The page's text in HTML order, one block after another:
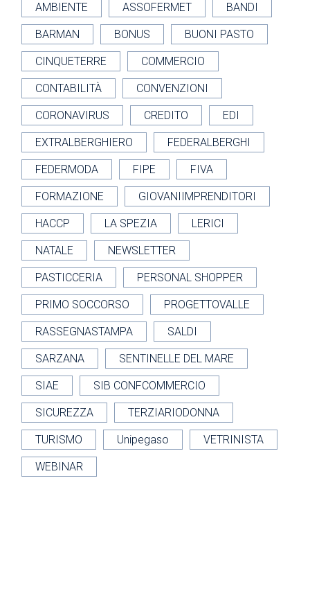
AMBIENTE ASSOFERMET BANDI
BARMAN BONUS BUONI PASTO
CINQUETERRE COMMERCIO
CONTABILITÀ CONVENZIONI
CORONAVIRUS CREDITO EDI
EXTRALBERGHIERO FEDERALBERGHI
FEDERMODA FIPE FIVA
FORMAZIONE GIOVANIIMPRENDITORI
HACCP LA SPEZIA LERICI
NATALE NEWSLETTER
PASTICCERIA PERSONAL SHOPPER
PRIMO SOCCORSO PROGETTOVALLE
RASSEGNASTAMPA SALDI
SARZANA SENTINELLE DEL MARE
SIAE SIB CONFCOMMERCIO
SICUREZZA TERZIARIODONNA
TURISMO Unipegaso VETRINISTA
WEBINAR